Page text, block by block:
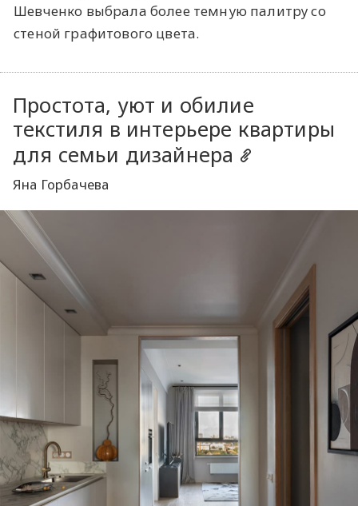
Шевченко выбрала более темную палитру со
стеной графитового цвета.
Простота, уют и обилие
текстиля в интерьере квартиры
для семьи дизайнера
Яна Горбачева